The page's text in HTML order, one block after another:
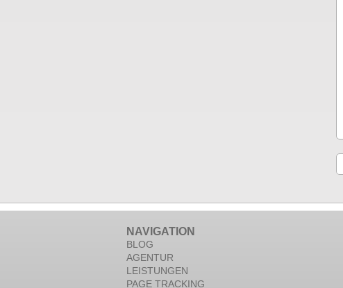
NAVIGATION
BLOG
AGENTUR
LEISTUNGEN
PAGE TRACKING